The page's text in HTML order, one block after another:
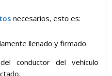
necesarios, esto es:
llenado y firmado.
del conductor del vehículo